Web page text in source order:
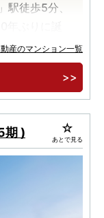
駅徒歩5分、
年ぶりに誕
ランニング
産のマンション一覧
期 ) あとで見る